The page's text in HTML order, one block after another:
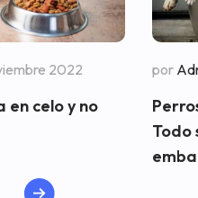
2022
en celo y no
por
Todo